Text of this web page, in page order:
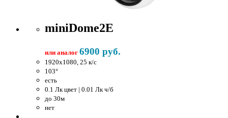
miniDome2E
или аналог 6900 руб.
1920x1080, 25 к/c
103°
есть
0.1 Лк цвет | 0.01 Лк ч/б
до 30м
нет